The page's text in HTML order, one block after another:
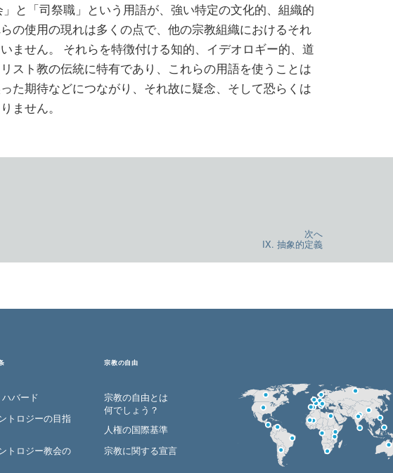
と「司祭職」という用語が、強い特定の文化的、組織的
の使用の現れは多くの点で、他の宗教組織におけるそれ
ません。 それらを特徴付ける知的、イデオロギー的、道
スト教の伝統に特有であり、これらの用語を使うことは
た期待などにつながり、それ故に疑念、そして恐らくは
ません。
次へ
IX. 抽象的定義
バード
トロジーの目指
トロジー教会の
宗教の自由
宗教の自由とは
何でしょう？
人権の国際基準
宗教に関する宣言